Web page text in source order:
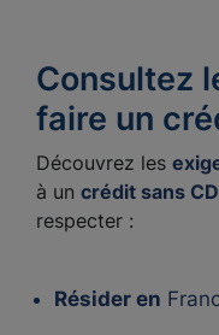
Consultez
faire un
Découvrez les
à un crédit sans CD
respecter :
Résider en